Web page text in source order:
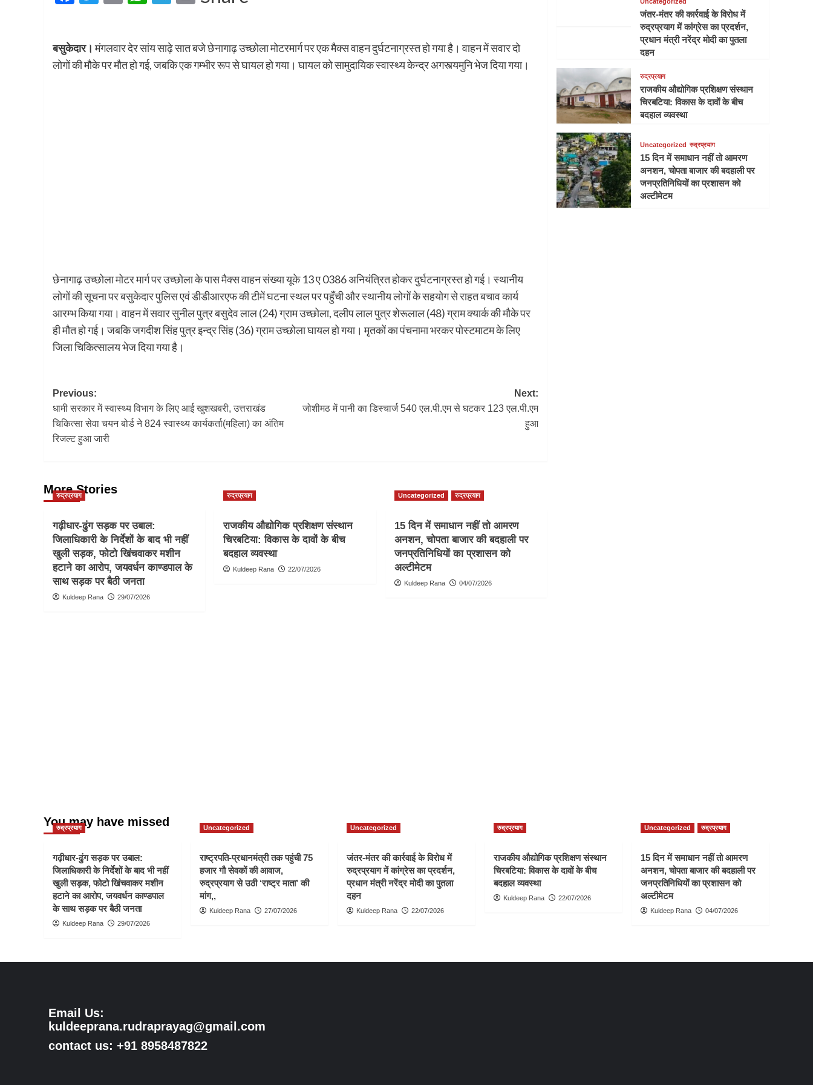
बसुकेदार। मंगलवार देर सांय साढ़े सात बजे छेनागाढ़ उच्छोला मोटरमार्ग पर एक मैक्स वाहन दुर्घटनाग्रस्त हो गया है। वाहन में सवार दो
लोगों की मौके पर मौत हो गई, जबकि एक गम्भीर रूप से घायल हो गया। घायल को सामुदायिक स्वास्थ्य केन्द्र अगस्त्यमुनि भेज दिया गया।
छेनागाढ़ उच्छोला मोटर मार्ग पर उच्छोला के पास मैक्स वाहन संख्या यूके 13 ए 0386 अनियंत्रित होकर दुर्घटनाग्रस्त हो गई। स्थानीय
लोगों की सूचना पर बसुकेदार पुलिस एवं डीडीआरएफ की टीमें घटना स्थल पर पहुँची और स्थानीय लोगों के सहयोग से राहत बचाव कार्य
आरम्भ किया गया। वाहन में सवार सुनील पुत्र बसुदेव लाल (24) ग्राम उच्छोला, दलीप लाल पुत्र शेरूलाल (48) ग्राम क्यार्क की मौके पर
ही मौत हो गई। जबकि जगदीश सिंह पुत्र इन्द्र सिंह (36) ग्राम उच्छोला घायल हो गया। मृतकों का पंचनामा भरकर पोस्टमाटम के लिए
जिला चिकित्सालय भेज दिया गया है।
Post
navigation
Previous:
धामी सरकार में स्वास्थ्य विभाग के लिए आई खुशखबरी, उत्तराखंड
चिकित्सा सेवा चयन बोर्ड ने 824 स्वास्थ्य कार्यकर्ता(महिला) का अंतिम
रिजल्ट हुआ जारी
Next:
जोशीमठ में पानी का डिस्चार्ज 540 एल.पी.एम से घटकर 123 एल.पी.एम
हुआ
More Stories
रुद्रप्रयाग
गढ़ीधार-ढुंग सड़क पर उबाल:
जिलाधिकारी के निर्देशों के बाद भी नहीं
खुली सड़क, फोटो खिंचवाकर मशीन
हटाने का आरोप, जयवर्धन काण्डपाल के
साथ सड़क पर बैठी जनता
Kuldeep Rana 29/07/2026
रुद्रप्रयाग
राजकीय औद्योगिक प्रशिक्षण संस्थान
चिरबटिया: विकास के दावों के बीच
बदहाल व्यवस्था
Kuldeep Rana 22/07/2026
Uncategorized रुद्रप्रयाग
15 दिन में समाधान नहीं तो आमरण
अनशन, चोपता बाजार की बदहाली पर
जनप्रतिनिधियों का प्रशासन को
अल्टीमेटम
Kuldeep Rana 04/07/2026
जंतर-मंतर की कार्रवाई के विरोध में
रुद्रप्रयाग में कांग्रेस का प्रदर्शन,
प्रधान मंत्री नरेंद्र मोदी का पुतला
दहन
रुद्रप्रयाग
राजकीय औद्योगिक प्रशिक्षण संस्थान
चिरबटिया: विकास के दावों के बीच
बदहाल व्यवस्था
Uncategorized रुद्रप्रयाग
15 दिन में समाधान नहीं तो आमरण
अनशन, चोपता बाजार की बदहाली पर
जनप्रतिनिधियों का प्रशासन को
अल्टीमेटम
You may have missed
रुद्रप्रयाग
गढ़ीधार-ढुंग सड़क पर उबाल:
जिलाधिकारी के निर्देशों के बाद भी नहीं
खुली सड़क, फोटो खिंचवाकर मशीन
हटाने का आरोप, जयवर्धन काण्डपाल
के साथ सड़क पर बैठी जनता
Kuldeep Rana 29/07/2026
Uncategorized
राष्ट्रपति-प्रधानमंत्री तक पहुंची 75
हजार गौ सेवकों की आवाज,
रुद्रप्रयाग से उठी ‘राष्ट्र माता’ की
मांग,,
Kuldeep Rana 27/07/2026
Uncategorized
जंतर-मंतर की कार्रवाई के विरोध में
रुद्रप्रयाग में कांग्रेस का प्रदर्शन,
प्रधान मंत्री नरेंद्र मोदी का पुतला
दहन
Kuldeep Rana 22/07/2026
रुद्रप्रयाग
राजकीय औद्योगिक प्रशिक्षण संस्थान
चिरबटिया: विकास के दावों के बीच
बदहाल व्यवस्था
Kuldeep Rana 22/07/2026
Uncategorized रुद्रप्रयाग
15 दिन में समाधान नहीं तो आमरण
अनशन, चोपता बाजार की बदहाली पर
जनप्रतिनिधियों का प्रशासन को
अल्टीमेटम
Kuldeep Rana 04/07/2026
Email Us:
kuldeeprana.rudraprayag@gmail.com
contact us: +91 8958487822